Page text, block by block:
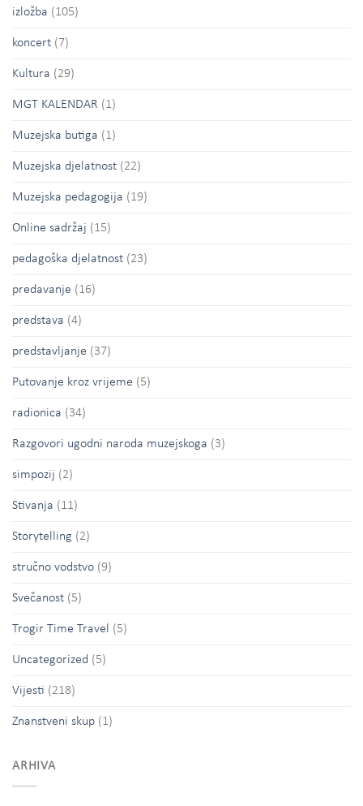
izložba (105)
koncert (7)
Kultura (29)
MGT KALENDAR (1)
Muzejska butiga (1)
Muzejska djelatnost (22)
Muzejska pedagogija (19)
Online sadržaj (15)
pedagoška djelatnost (23)
predavanje (16)
predstava (4)
predstavljanje (37)
Putovanje kroz vrijeme (5)
radionica (34)
Razgovori ugodni naroda muzejskoga (3)
simpozij (2)
Stivanja (11)
Storytelling (2)
stručno vodstvo (9)
Svečanost (5)
Trogir Time Travel (5)
Uncategorized (5)
Vijesti (218)
Znanstveni skup (1)
ARHIVA